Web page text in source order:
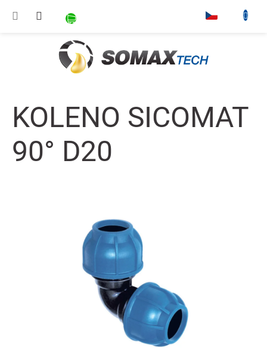
NÁKUPNÍ KOŠÍK
KOLENO SICOMAT
90° D20